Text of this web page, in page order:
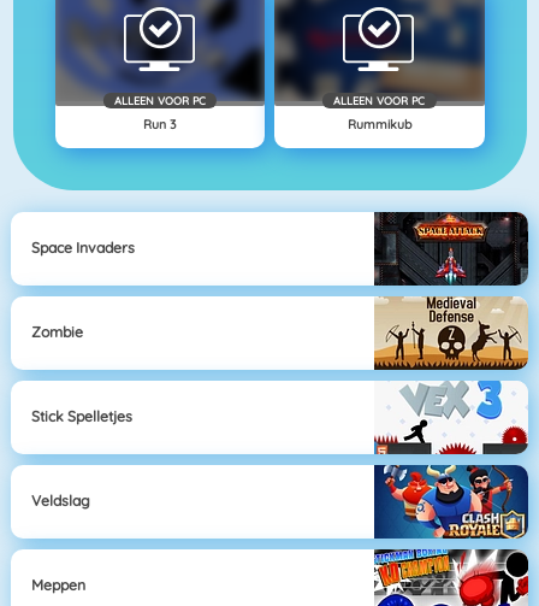
ALLEEN VOOR PC
Run 3
ALLEEN VOOR PC
Rummikub
Space Invaders
Zombie
Stick Spelletjes
Veldslag
Meppen